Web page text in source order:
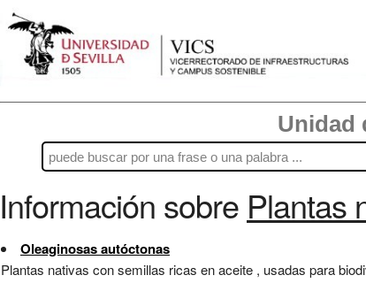
Unidad
Información sobre Plantas
Oleaginosas autóctonas
Plantas nativas con semillas ricas en aceite , usadas para